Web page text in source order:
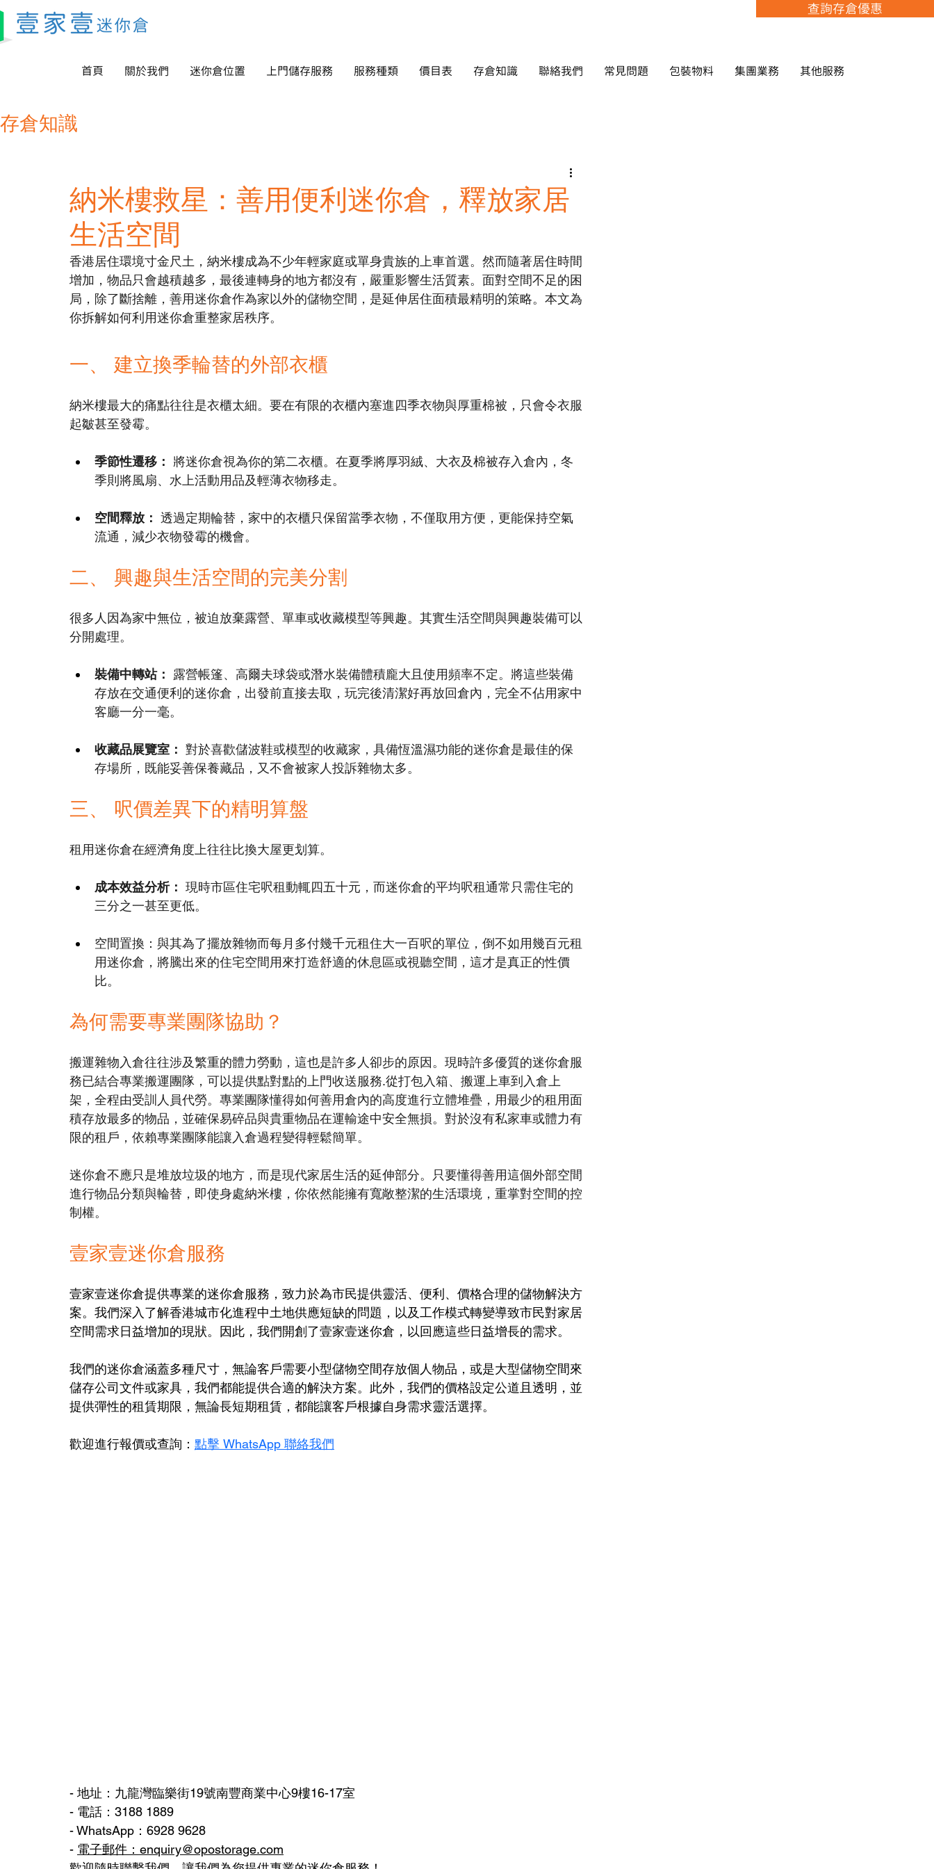
首頁 關於我們 迷你倉位置 上門儲存服務 服務種類 價目表 存倉知識 聯絡我們 常見問題 包裝物料 集團業務 其他服務
查詢存倉優惠
存倉知識
納米樓救星：善用便利迷你倉，釋放家居
生活空間
香港居住環境寸金尺土，納米樓成為不少年輕家庭或單身貴族的上車首選。然而隨著居住時間
增加，物品只會越積越多，最後連轉身的地方都沒有，嚴重影響生活質素。面對空間不足的困
局，除了斷捨離，善用迷你倉作為家以外的儲物空間，是延伸居住面積最精明的策略。本文為
你拆解如何利用迷你倉重整家居秩序。
一、 建立換季輪替的外部衣櫃
納米樓最大的痛點往往是衣櫃太細。要在有限的衣櫃內塞進四季衣物與厚重棉被，只會令衣服
起皺甚至發霉。
季節性遷移：
將迷你倉視為你的第二衣櫃。在夏季將厚羽絨、大衣及棉被存入倉內，冬
季則將風扇、水上活動用品及輕薄衣物移走。
空間釋放： 透過定期輪替，家中的衣櫃只保留當季衣物，不僅取用方便，更能保持空氣
流通，減少衣物發霉的機會。
二、 興趣與生活空間的完美分割
很多人因為家中無位，被迫放棄露營、單車或收藏模型等興趣。其實生活空間與興趣裝備可以
分開處理。
裝備中轉站：
露營帳篷、高爾夫球袋或潛水裝備體積龐大且使用頻率不定。將這些裝備
存放在交通便利的迷你倉，出發前直接去取，玩完後清潔好再放回倉內，完全不佔用家中
客廳一分一毫。
收藏品展覽室： 對於喜歡儲波鞋或模型的收藏家，具備恆溫濕功能的迷你倉是最佳的保
存場所，既能妥善保養藏品，又不會被家人投訴雜物太多。
三、 呎價差異下的精明算盤
租用迷你倉在經濟角度上往往比換大屋更划算。
成本效益分析： 現時市區住宅呎租動輒四五十元，而迷你倉的平均呎租通常只需住宅的
三分之一甚至更低。
空間置換：與其為了擺放雜物而每月多付幾千元租住大一百呎的單位，倒不如用幾百元租
用迷你倉，將騰出來的住宅空間用來打造舒適的休息區或視聽空間，這才是真正的性價
比。
為何需要專業團隊協助？
搬運雜物入倉往往涉及繁重的體力勞動，這也是許多人卻步的原因。現時許多優質的迷你倉服
務已結合專業搬運團隊，可以提供點對點的上門收送服務.從打包入箱、搬運上車到入倉上
架，全程由受訓人員代勞。專業團隊懂得如何善用倉內的高度進行立體堆疊，用最少的租用面
積存放最多的物品，並確保易碎品與貴重物品在運輸途中安全無損。對於沒有私家車或體力有
限的租戶，依賴專業團隊能讓入倉過程變得輕鬆簡單。
迷你倉不應只是堆放垃圾的地方，而是現代家居生活的延伸部分。只要懂得善用這個外部空間
進行物品分類與輪替，即使身處納米樓，你依然能擁有寬敞整潔的生活環境，重掌對空間的控
制權。
壹家壹迷你倉服務
壹家壹迷你倉提供專業的迷你倉服務，致力於為市民提供靈活、便利、價格合理的儲物解決方
案。我們深入了解香港城市化進程中土地供應短缺的問題，以及工作模式轉變導致市民對家居
空間需求日益增加的現狀。因此，我們開創了壹家壹迷你倉，以回應這些日益增長的需求。
我們的迷你倉涵蓋多種尺寸，無論客戶需要小型儲物空間存放個人物品，或是大型儲物空間來
儲存公司文件或家具，我們都能提供合適的解決方案。此外，我們的價格設定公道且透明，並
提供彈性的租賃期限，無論長短期租賃，都能讓客戶根據自身需求靈活選擇。
歡迎進行報價或查詢： 點擊 WhatsApp 聯絡我們
- 地址：九龍灣臨樂街19號南豐商業中心9樓16-17室
- 電話：3188 1889
- WhatsApp：6928 9628
- 電子郵件： enquiry@opostorage.com